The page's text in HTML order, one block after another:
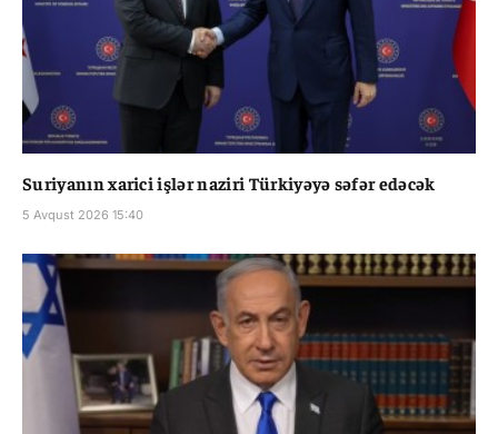
Suriyanın xarici işlər naziri Türkiyəyə səfər edəcək
5 Avqust 2026 15:40